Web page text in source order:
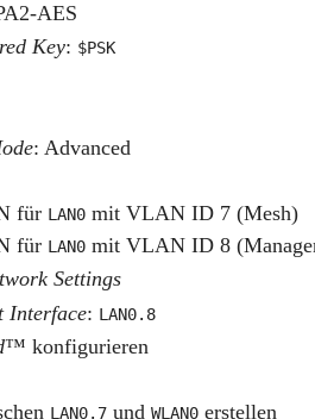
AES
Key: $PSK
: Advanced
für LAN0mit VLAN ID 7 (Mesh)
für LAN0mit VLAN ID 8
Settings
Interface: LAN0.8
™ konfigurieren
LAN0.7und WLAN0erstellen